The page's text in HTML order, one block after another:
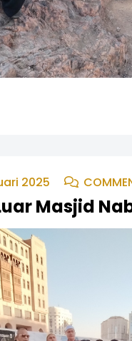
2025
Masjid